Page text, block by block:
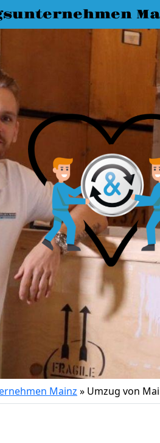
Mainz » Umzug von